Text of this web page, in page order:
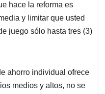
hace la reforma es
y limitar que usted
juego sólo hasta tres (3)
ahorro individual ofrece
medios y altos, no se